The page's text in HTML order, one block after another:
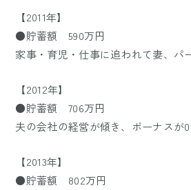
【2011年】
●貯蓄額 590万円
家事・育児・仕事に追われて妻、パ
【2012年】
●貯蓄額 706万円
夫の会社の経営が傾き、ボーナスが0
【2013年】
●貯蓄額 802万円